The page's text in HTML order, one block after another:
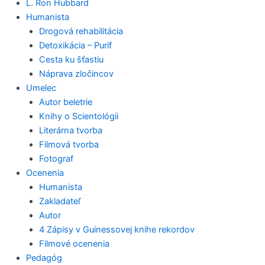
L. Ron Hubbard
Humanista
Drogová rehabilitácia
Detoxikácia – Purif
Cesta ku šťastiu
Náprava zločincov
Umelec
Autor beletrie
Knihy o Scientológii
Literárna tvorba
Filmová tvorba
Fotograf
Ocenenia
Humanista
Zakladateľ
Autor
4 Zápisy v Guinessovej knihe rekordov
Filmové ocenenia
Pedagóg